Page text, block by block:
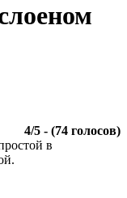
4/5 - (74 голосов)
в